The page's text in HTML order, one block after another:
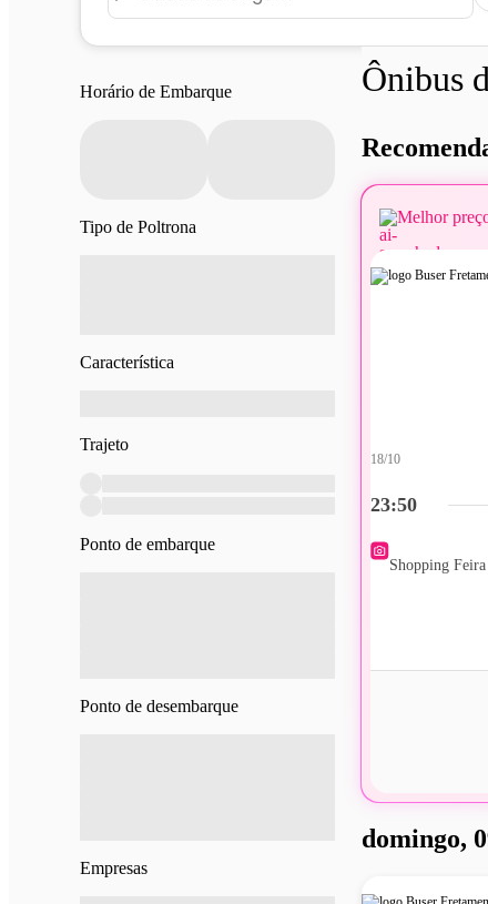
Horário de Embarque
Tipo de Poltrona
Característica
Trajeto
Ponto de embarque
Ponto de desembarque
Empresas
Ônibus
Melhor
23:50
18/10
Shopping
domingo,